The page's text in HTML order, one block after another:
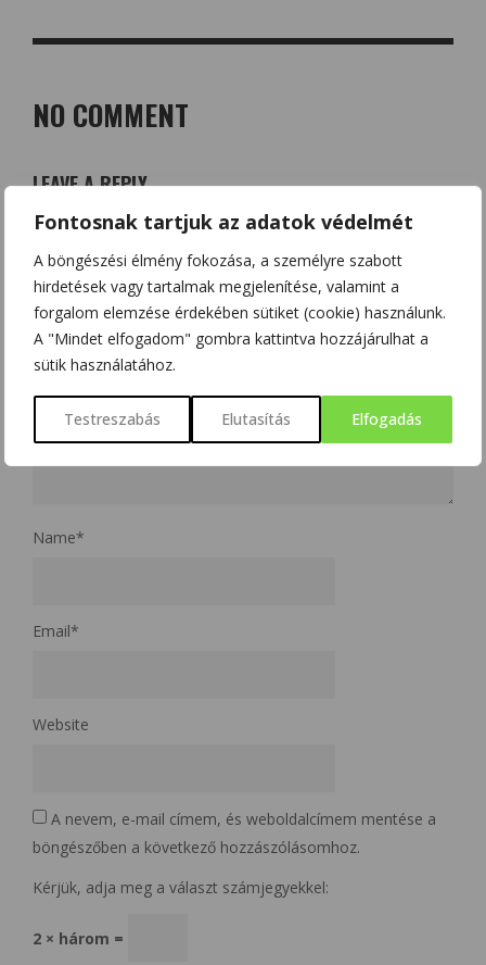
Fontosnak tartjuk az adatok védelmét
A böngészési élmény fokozása, a személyre szabott
hirdetések vagy tartalmak megjelenítése, valamint a
forgalom elemzése érdekében sütiket (cookie) használunk.
A "Mindet elfogadom" gombra kattintva hozzájárulhat a
sütik használatához.
Testreszabás Elutasítás Elfogadás
NO COMMENT
LEAVE A REPLY
Az e-mail címet nem tesszük közzé. A kötelező mezőket
Name*
Email*
Website
A nevem, e-mail címem, és weboldalcímem mentése a
böngészőben a következő hozzászólásomhoz.
Kérjük, adja meg a választ számjegyekkel:
2 × három =